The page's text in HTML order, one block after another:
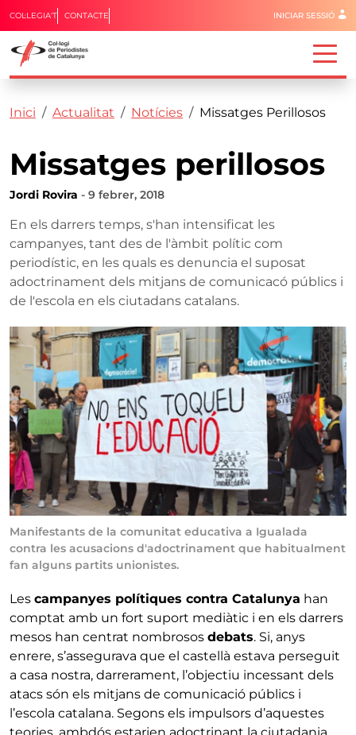
Vés al contingut
Capçalera
COL·LEGIA'T CONTACTE Menú del
INICIAR SESSIÓ
Fil d'ariadna
Inici Actualitat Notícies Missatges Perillosos
Missatges perillosos
Jordi Rovira - 9 febrer, 2018
En els darrers temps, s'han intensificat les
campanyes, tant des de l'àmbit polític com
periodístic, en les quals es denuncia el suposat
adoctrinament dels mitjans de comunicacó públics i
de l'escola en els ciutadans catalans.
Manifestants de la comunitat educativa a Igualada
contra les acusacions d'adoctrinament que habitualment
fan alguns partits unionistes.
Les campanyes polítiques contra Catalunya han
comptat amb un fort suport mediàtic i en els darrers
mesos han centrat nombrosos debats. Si, anys
enrere, s’assegurava que el castellà estava perseguit
a casa nostra, darrerament, l’objectiu incessant dels
atacs són els mitjans de comunicació públics i
l’escola catalana. Segons els impulsors d’aquestes